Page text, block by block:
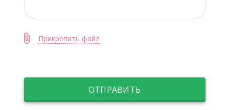
Прикрепить файл
ОТПРАВИТЬ